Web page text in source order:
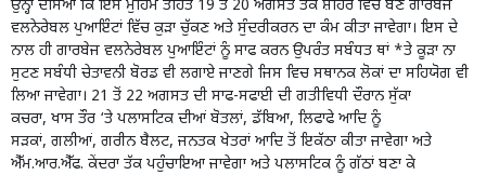
ਉਨ੍ਹਾਂ ਦੱਸਿਆ ਕਿ ਇਸ ਮੁਹਿੰਮ ਤਹਿਤ 19 ਤੋਂ 20 ਅਗਸਤ ਤੱਕ ਸ਼ਹਿਰ ਵਿੱਚ ਬਣੇ ਗਾਰਬੇਜ
ਵਲਨੇਰੇਬਲ ਪੁਆਇੰਟਾਂ ਵਿੱਚ ਕੁੜਾ ਚੁੱਕਣ ਅਤੇ ਸੁੰਦਰੀਕਰਨ ਦਾ ਕੰਮ ਕੀਤਾ ਜਾਵੇਗਾ। ਇਸ ਦੇ
ਨਾਲ ਹੀ ਗਾਰਬੇਜ ਵਲਨੇਰੇਬਲ ਪੁਆਇੰਟਾਂ ਨੂੰ ਸਾਫ ਕਰਨ ਉਪਰੰਤ ਸਬੰਧਤ ਥਾਂ *ਤੇ ਕੂੜਾ ਨਾ
ਸੁਟਣ ਸਬੰਧੀ ਚੇਤਾਵਨੀ ਬੋਰਡ ਵੀ ਲਗਾਏ ਜਾਣਗੇ ਜਿਸ ਵਿਚ ਸਥਾਨਕ ਲੋਕਾਂ ਦਾ ਸਹਿਯੋਗ ਵੀ
ਲਿਆ ਜਾਵੇਗਾ। 21 ਤੋਂ 22 ਅਗਸਤ ਦੀ ਸਾਫ-ਸਫਾਈ ਦੀ ਗਤੀਵਿਧੀ ਦੌਰਾਨ ਸੁੱਕਾ
ਕਚਰਾ, ਖਾਸ ਤੌਰ ‘ਤੇ ਪਲਾਸਟਿਕ ਦੀਆਂ ਬੋਤਲਾਂ, ਡੱਬਿਆ, ਲਿਫਾਫੇ ਆਦਿ ਨੂੰ
ਸੜਕਾਂ, ਗਲੀਆਂ, ਗਰੀਨ ਬੈਲਟ, ਜਨਤਕ ਖੇਤਰਾਂ ਆਦਿ ਤੋਂ ਇਕੱਠਾ ਕੀਤਾ ਜਾਵੇਗਾ ਅਤੇ
ਐੱਮ.ਆਰ.ਐੱਫ. ਕੇਂਦਰਾ ਤੱਕ ਪਹੁੰਚਾਇਆ ਜਾਵੇਗਾ ਅਤੇ ਪਲਾਸਟਿਕ ਨੂੰ ਗੱਠਾਂ ਬਣਾ ਕੇ